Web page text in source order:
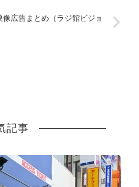
広告まとめ（ラジ館ビジョ
記事